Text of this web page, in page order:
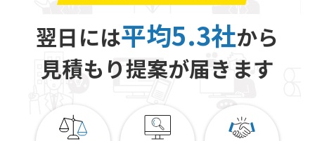
翌日には平均5.3社から
見積もり提案が届きます